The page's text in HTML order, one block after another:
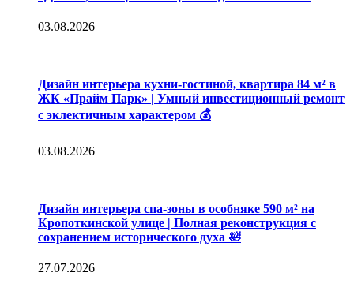
03.08.2026
Дизайн интерьера кухни-гостиной, квартира 84 м² в
ЖК «Прайм Парк» | Умный инвестиционный ремонт
с эклектичным характером 💰
03.08.2026
Дизайн интерьера спа-зоны в особняке 590 м² на
Кропоткинской улице | Полная реконструкция с
сохранением исторического духа 🛀
27.07.2026